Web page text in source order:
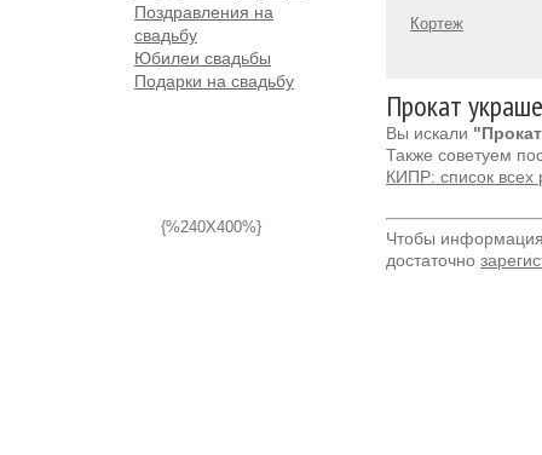
Поздравления на
свадьбу
Юбилеи свадьбы
Подарки на свадьбу
{%240X400%}
Кортеж
Прокат
Вы искали
Также советуем
КИПР: список всех
Чтобы
достаточно